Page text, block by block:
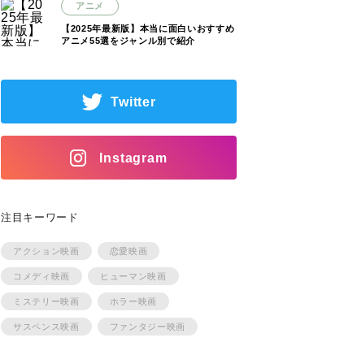
アニメ
【2025年最新版】本当に面白いおすすめ
アニメ55選をジャンル別で紹介
Twitter
Instagram
注目キーワード
アクション映画 恋愛映画
コメディ映画 ヒューマン映画
ミステリー映画 ホラー映画
サスペンス映画 ファンタジー映画